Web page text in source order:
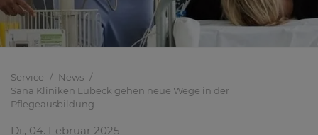
Service
News
Sana Kliniken Lübeck gehen neue Wege in der
Pflegeausbildung
Di., 04. Februar 2025